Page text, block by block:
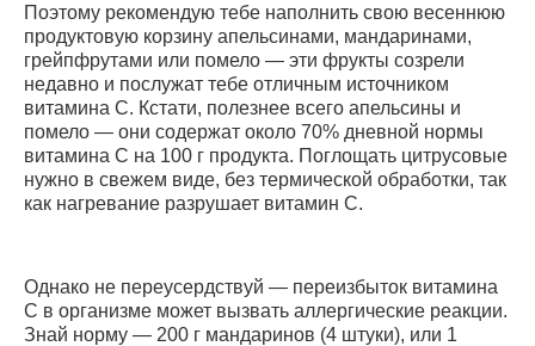
Поэтому рекомендую тебе наполнить свою весеннюю
продуктовую корзину апельсинами, мандаринами,
грейпфрутами или помело — эти фрукты созрели
недавно и послужат тебе отличным источником
витамина С. Кстати, полезнее всего апельсины и
помело — они содержат около 70% дневной нормы
витамина С на 100 г продукта. Поглощать цитрусовые
нужно в свежем виде, без термической обработки, так
как нагревание разрушает витамин С.
Однако не переусердствуй — переизбыток витамина
С в организме может вызвать аллергические реакции.
Знай норму — 200 г мандаринов (4 штуки), или 1